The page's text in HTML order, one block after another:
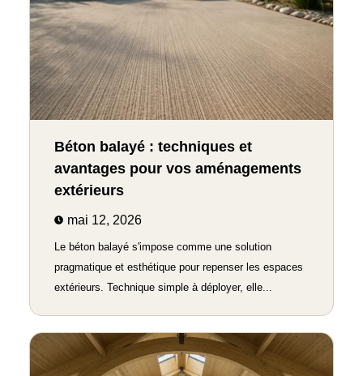
Béton balayé : techniques et
avantages pour vos aménagements
extérieurs
mai 12, 2026
Le béton balayé s'impose comme une solution
pragmatique et esthétique pour repenser les espaces
extérieurs. Technique simple à déployer, elle...